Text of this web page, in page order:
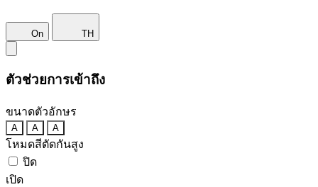
On TH
ตัวช่วยการเข้าถึง
ขนาดตัวอักษร
A A A
โหมดสีตัดกันสูง
ปิด
เปิด